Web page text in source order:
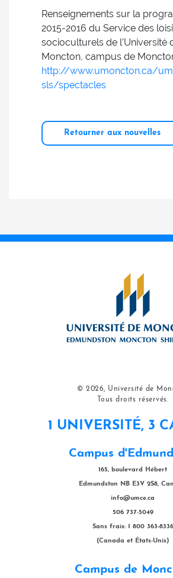
Renseignements sur la
2015-2016 du Service des
socioculturels de l’Université
Moncton, campus de
http://www.umoncton.ca/
sls/spectacles
Retourner aux nouvelles
© 2026, Université de
Tous droits réservés.
1 UNIVERSITÉ, 3
Campus
165, boulevard Hébert
Edmundston NB E3V 2S8,
info@umce.ca
506 737-5049
Sans frais: 1 800 363-8336
(Canada et États-Unis)
Campus de